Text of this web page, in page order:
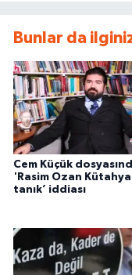
Bunlar da
Cem Küçük
'Rasim Ozan
tanık’ iddiası